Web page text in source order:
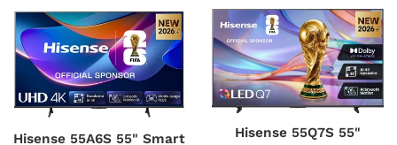
Hisense 55A6S 55" Smart
Hisense 55Q7S 55"